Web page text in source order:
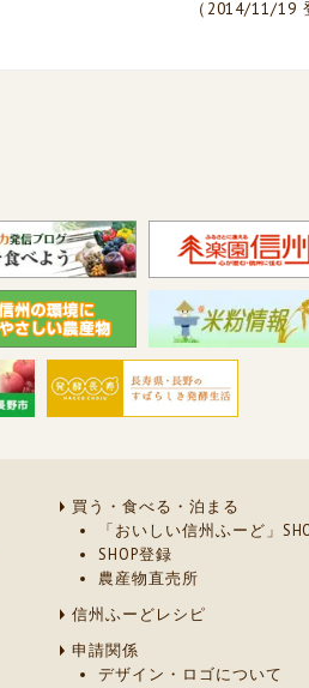
（2014/11/19
買う・食べる・泊まる
「おいしい信州ふーど」
SHOP登録
農産物直売所
信州ふーどレシピ
申請関係
デザイン・ロゴについて